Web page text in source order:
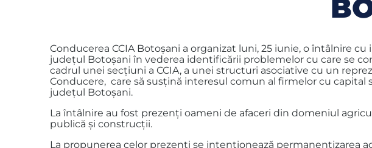
Conducerea CCIA Botoşani a organizat luni, 25 iunie, o întâlnire
judeţul Botoşani în vederea identificării problemelor cu care se
cadrul unei secţiuni a CCIA, a unei structuri asociative cu un
Conducere, care să susțină interesul comun al firmelor cu capital
judeţul Botoşani.
La întâlnire au fost prezenţi oameni de afaceri din domeniul
publică şi construcţii.
La propunerea celor prezenți se intenționează permanentizarea